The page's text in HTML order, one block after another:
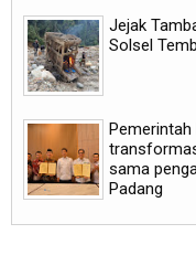
Jejak
Solsel
sama
Padang